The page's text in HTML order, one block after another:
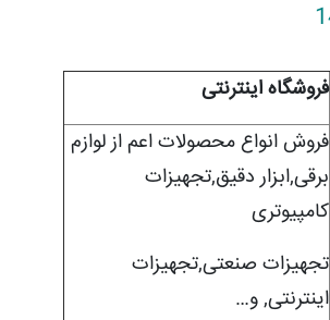
فروشگاه اینترنتی
فروش انواع محصولات اعم از لوازم
برقی,ابزار دقیق,تجهیزات
کامپیوتری
تجهیزات صنعتی,تجهیزات
اینترنتی, و…